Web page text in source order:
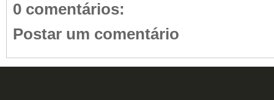
0 comentários:
Postar um comentário